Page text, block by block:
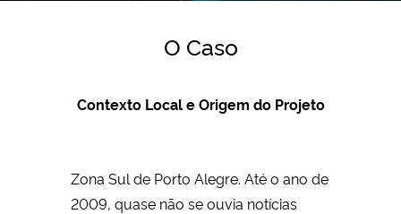
O Caso
Contexto Local e Origem do Projeto
Zona Sul de Porto Alegre. Até o ano de
2009, quase não se ouvia notícias